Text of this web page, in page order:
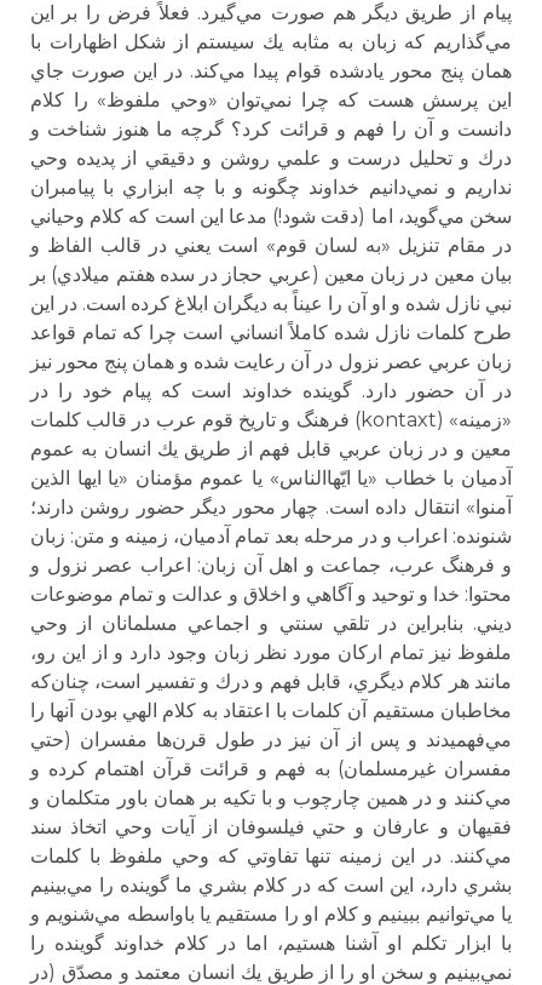
پيام از طريق ديگر هم صورت مي‌گيرد. فعلاً فرض را بر اين
مي‌گذاريم كه زبان به مثابه يك سيستم از شكل اظهارات با
همان پنج محور يادشده قوام پيدا مي‌كند. در اين صورت جاي
اين پرسش هست كه چرا نمي‌توان «وحي ملفوظ» را كلام
دانست و آن را فهم و قرائت كرد؟ گرچه ما هنوز شناخت و
درك و تحليل درست و علمي روشن و دقيقي از پديده وحي
نداريم و نمي‌دانيم خداوند چگونه و با چه ابزاري با پيامبران
سخن مي‌گويد، اما (دقت شود!) مدعا اين است كه كلام وحياني
در مقام تنزيل «به لسان قوم» است يعني در قالب الفاظ و
بيان معين در زبان معين (عربي حجاز در سده هفتم ميلادي) بر
نبي نازل شده و او آن را عيناً به ديگران ابلاغ كرده است. در اين
طرح كلمات نازل شده كاملاً انساني است چرا كه تمام قواعد
زبان عربي عصر نزول در آن رعايت شده و همان پنج محور نيز
در آن حضور دارد. گوينده خداوند است كه پيام خود را در
«زمينه» (kontaxt) فرهنگ و تاريخ قوم عرب در قالب كلمات
معين و در زبان عربي قابل فهم از طريق يك انسان به عموم
آدميان با خطاب «يا ايّهاالناس» يا عموم مؤمنان «يا ايها الذين
آمنوا» انتقال داده است. چهار محور ديگر حضور روشن دارند؛
شنونده: اعراب و در مرحله بعد تمام آدميان، زمينه و متن: زبان
و فرهنگ عرب، جماعت و اهل آن زبان: اعراب عصر نزول و
محتوا: خدا و توحيد و آگاهي و اخلاق و عدالت و تمام موضوعات
ديني. بنابراين در تلقي سنتي و اجماعي مسلمانان از وحي
ملفوظ نيز تمام اركان مورد نظر زبان وجود دارد و از اين رو،
مانند هر كلام ديگري، قابل فهم و درك و تفسير است، چنان‌كه
مخاطبان مستقيم آن كلمات با اعتقاد به كلام الهي بودن آنها را
مي‌فهميدند و پس از آن نيز در طول قرن‌ها مفسران (حتي
مفسران غيرمسلمان) به فهم و قرائت قرآن اهتمام كرده و
مي‌كنند و در همين چارچوب و با تكيه بر همان باور متكلمان و
فقيهان و عارفان و حتي فيلسوفان از آيات وحي اتخاذ سند
مي‌كنند. در اين زمينه تنها تفاوتي كه وحي ملفوظ با كلمات
بشري دارد، اين است كه در كلام بشري ما گوينده را مي‌بينيم
يا مي‌توانيم ببينيم و كلام او را مستقيم يا باواسطه مي‌شنويم و
با ابزار تكلم او آشنا هستيم، اما در كلام خداوند گوينده را
نمي‌بينيم و سخن او را از طريق يك انسان معتمد و مصدّق (در